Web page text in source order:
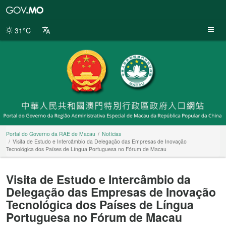
da
31°C
Portal do Governo da RAE de Macau
Notícias
Visita de Estudo e Intercâmbio da Delegação das Empresas de Inovação
Tecnológica dos Países de Língua Portuguesa no Fórum de Macau
Visita de Estudo e Intercâmbio da
Delegação das Empresas de Inovação
Tecnológica dos Países de Língua
Portuguesa no Fórum de Macau